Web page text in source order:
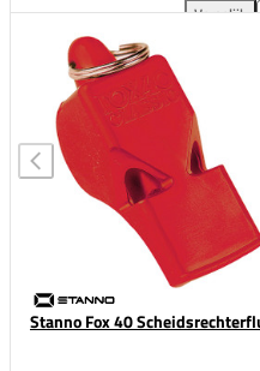
Vergelijk
Fox
Stanno Fox 40